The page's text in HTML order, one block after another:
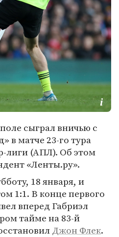
сыграл вничью с
матче 23-го тура
лиги (АПЛ). Об этом
«Ленты.ру».
18 января, и
1:1. В конце первого
вперед Габриэл
тайме на 83-й
Джон Флек.